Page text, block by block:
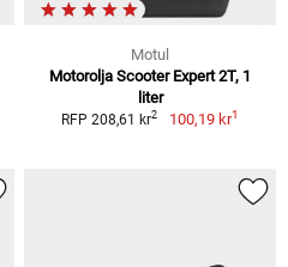
Motul
Motorolja Scooter Expert 2T, 1
liter
RFP 208,61 kr2 100,19 kr1